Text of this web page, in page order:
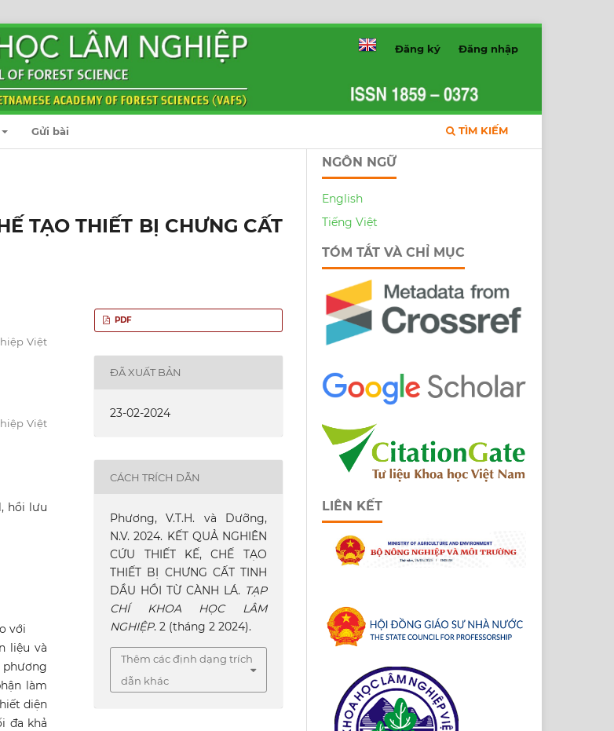
Gửi bài TÌM KIẾM
Đăng ký Đăng nhập
TẠO THIẾT BỊ CHƯNG CẤT
Việt
Việt
hồi lưu
với
liệu và
làm
diện
đa khả
PDF
ĐÃ XUẤT BẢN
23-02-2024
CÁCH TRÍCH DẪN
Phương, V.T.H. và Dưỡng,
N.V. 2024. KẾT QUẢ NGHIÊN
CỨU THIẾT KẾ, CHẾ TẠO
THIẾT BỊ CHƯNG CẤT TINH
DẦU HỒI TỪ CÀNH LÁ. TẠP
CHÍ KHOA HỌC LÂM
NGHIỆP. 2 (tháng 2 2024).
Thêm các định dạng trích
dẫn khác
NGÔN NGỮ
English
Tiếng Việt
TÓM TẮT VÀ CHỈ MỤC
LIÊN KẾT